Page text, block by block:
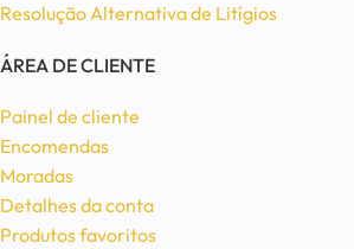
Resolução Alternativa de Litígios
ÁREA DE CLIENTE
Painel de cliente
Encomendas
Moradas
Detalhes da conta
Produtos favoritos